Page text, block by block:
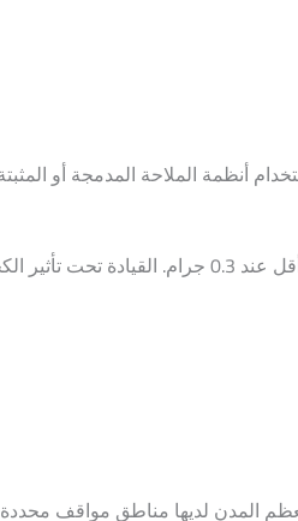
أنظمة الملاحة المدمجة أو
: 0.5 جرام لكل لتر. بالنسبة للسائقين المبتدئين أو المحترفين، يكون
المدن لديها مناطق مواقف